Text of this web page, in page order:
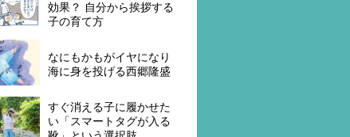
効果？ 自分から挨拶する
子の育て方
なにもかもがイヤになり
海に身を投げる西郷隆盛
すぐ消える子に履かせた
い「スマートタグが入る